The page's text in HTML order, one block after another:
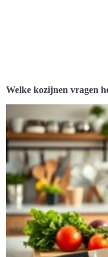
Welke kozijnen vragen